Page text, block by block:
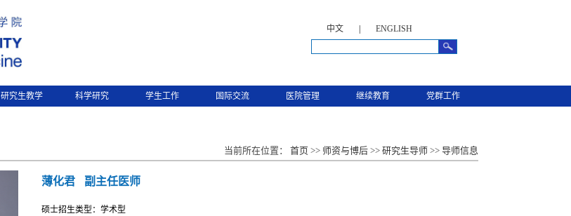
中文 ENGLISH
研究生教学 科学研究 学生工作 国际交流 医院管理 继续教育 党群工作
当前所在位置： 首页 >> 师资与博后 >> 研究生导师 >> 导师信息
薄化君 副主任医师
硕士招生类型：学术型